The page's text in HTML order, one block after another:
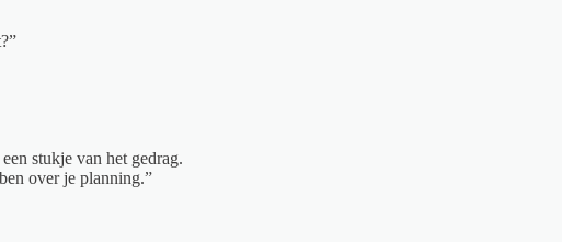
stukje van het gedrag.
over je planning.”